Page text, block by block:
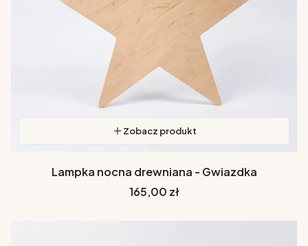
Zobacz produkt
Lampka nocna drewniana - Gwiazdka
Cena
165,00 zł